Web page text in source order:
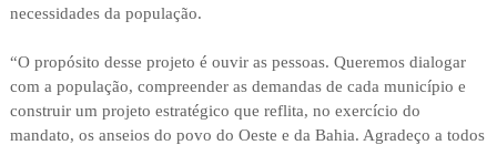
necessidades da população.
“O propósito desse projeto é ouvir as pessoas. Queremos dialogar
com a população, compreender as demandas de cada município e
construir um projeto estratégico que reflita, no exercício do
mandato, os anseios do povo do Oeste e da Bahia. Agradeço a todos